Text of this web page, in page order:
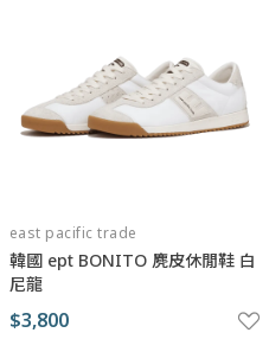
east pacific trade
韓國 ept BONITO 麂皮休閒鞋 白
尼龍
$3,800